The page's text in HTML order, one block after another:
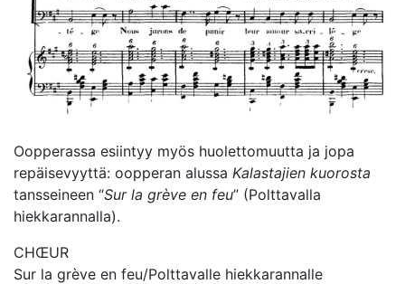
Oopperassa esiintyy myös huolettomuutta ja jopa
repäisevyyttä: oopperan alussa Kalastajien kuorosta
tansseineen “Sur la grève en feu” (Polttavalla
hiekkarannalla).
CHŒUR
Sur la grève en feu/Polttavalle hiekkarannalle